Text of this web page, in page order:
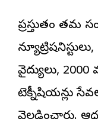
ప్రస్తుతం తమ
వైద్యులు,
టెక్నీషియన్లు